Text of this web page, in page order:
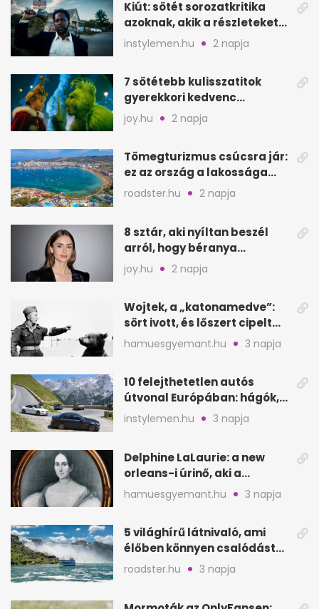
Kiút: sötét sorozatkritika
azoknak, akik a részleteket
keresik
instylemen.hu 2 napja
7 sötétebb kulisszatitok
gyerekkori kedvenc
filmjeinkről a Joy szerint
joy.hu 2 napja
Tömegturizmus csúcsra jár:
ez az ország a lakossága
kétszeresét fogadja
roadster.hu 2 napja
8 sztár, aki nyíltan beszél
arról, hogy béranya
segítette a családalapítást
joy.hu 2 napja
Wojtek, a „katonamedve”:
sört ivott, és lőszert cipelt
Monte Cassinónál
hamuesgyemant.hu 3 napja
10 felejthetetlen autós
útvonal Európában: hágók,
partok, fjordok
instylemen.hu 3 napja
Delphine LaLaurie: a new
orleans-i úrinő, aki a
padláson kínzott
hamuesgyemant.hu 3 napja
5 világhírű látnivaló, ami
élőben könnyen csalódást
okozhat
roadster.hu 3 napja